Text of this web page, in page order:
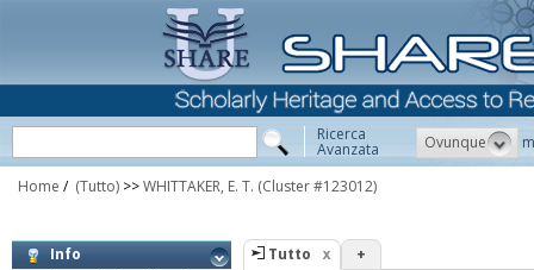
Ricerca
Avanzata Ovunque
Home / (Tutto) >>WHITTAKER, E. T. (Cluster #123012)
Info
Tutto +